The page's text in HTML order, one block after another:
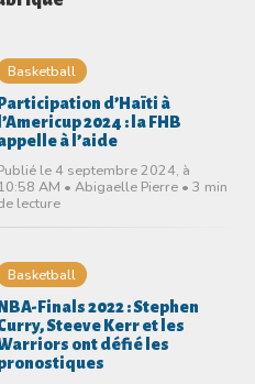
Basketball
Participation d’Haïti à
l’Americup 2024 : la FHB
à l’aide
le 4 septembre 2024, à
10:58 AM • Abigaelle Pierre • 3 min
lecture
Basketball
NBA-Finals 2022 : Stephen
Steeve Kerr et les
ont défié les